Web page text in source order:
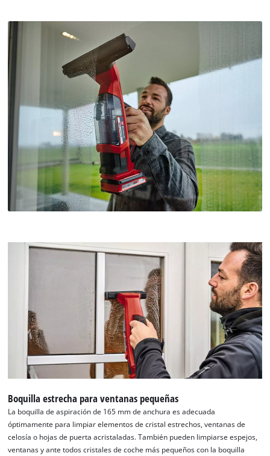
Boquilla estrecha para ventanas pequeñas
La boquilla de aspiración de 165 mm de anchura es adecuada
óptimamente para limpiar elementos de cristal estrechos, ventanas de
celosía o hojas de puerta acristaladas. También pueden limpiarse espejos,
ventanas y ante todos cristales de coche más pequeños con la boquilla